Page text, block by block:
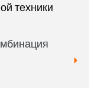
техники